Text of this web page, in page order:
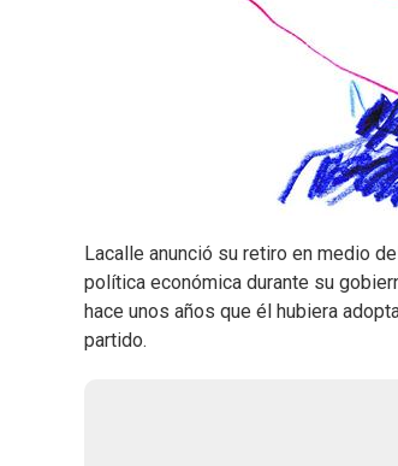
Lacalle anunció su retiro en medio
política económica durante su
hace unos años que él hubiera
partido.